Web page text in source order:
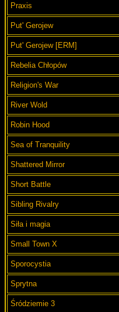
Praxis
Put' Gerojew
Put' Gerojew [ERM]
Rebelia Chłopów
Religion's War
River Wold
Robin Hood
Sea of Tranquility
Shattered Mirror
Short Battle
Sibling Rivalry
Siła i magia
Small Town X
Sporocystia
Sprytna
Śródziemie 3